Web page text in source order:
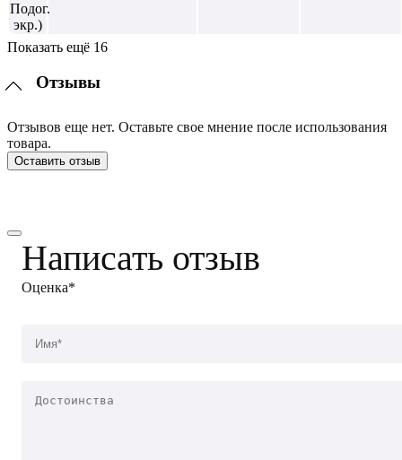
Показать ещё 16
Отзывы
Отзывов еще нет. Оставьте свое мнение после использования
товара.
Оставить отзыв
Написать отзыв
Оценка*